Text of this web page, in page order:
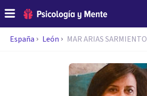
España León MAR ARIAS SARMIENTO